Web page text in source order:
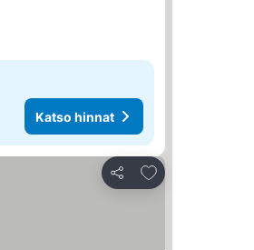
Katso hinnat
Jaa
Lisää suosikkeihin